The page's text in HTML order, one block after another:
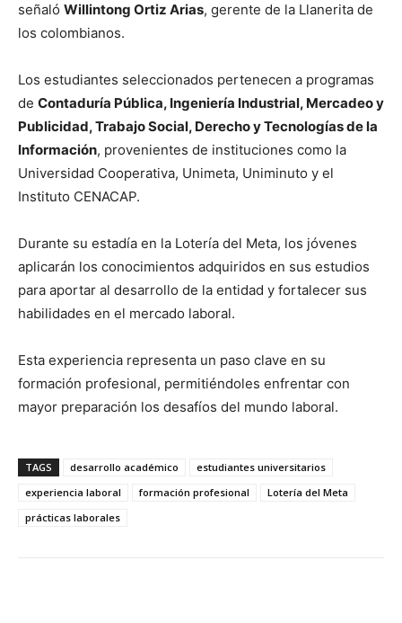
señaló Willintong Ortiz Arias, gerente de la Llanerita de
los colombianos.
Los estudiantes seleccionados pertenecen a programas
de Contaduría Pública, Ingeniería Industrial, Mercadeo y
Publicidad, Trabajo Social, Derecho y Tecnologías de la
Información, provenientes de instituciones como la
Universidad Cooperativa, Unimeta, Uniminuto y el
Instituto CENACAP.
Durante su estadía en la Lotería del Meta, los jóvenes
aplicarán los conocimientos adquiridos en sus estudios
para aportar al desarrollo de la entidad y fortalecer sus
habilidades en el mercado laboral.
Esta experiencia representa un paso clave en su
formación profesional, permitiéndoles enfrentar con
mayor preparación los desafíos del mundo laboral.
TAGS desarrollo académico
estudiantes universitarios
experiencia laboral
formación profesional
Lotería del Meta
prácticas laborales